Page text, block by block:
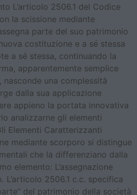
L’articolo 2506.1 del Codice
la scissione mediante
parte del suo patrimonio
costituzione e a sé stessa
a sé stessa, continuando la
apparentemente semplice
nasconde una complessità
dalla sua applicazione
appieno la portata innovativa
analizzarne gli elementi
Elementi Caratterizzanti
mediante scorporo si distingue
che la differenziano dalla
elemento: L’assegnazione
L’articolo 2506.1 c.c. specifica
del patrimonio della società